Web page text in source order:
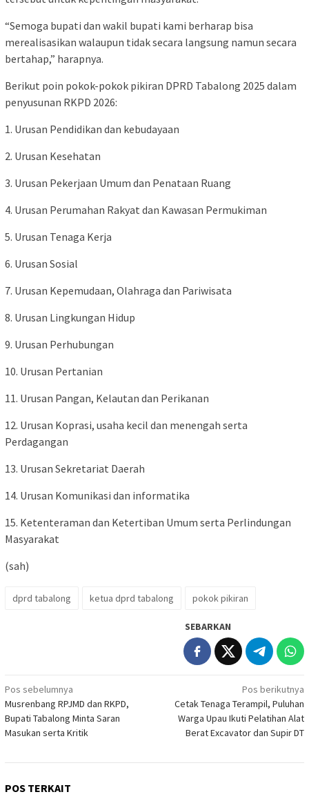
“Semoga bupati dan wakil bupati kami berharap bisa
merealisasikan walaupun tidak secara langsung namun secara
bertahap,” harapnya.
Berikut poin pokok-pokok pikiran DPRD Tabalong 2025 dalam
penyusunan RKPD 2026:
1. Urusan Pendidikan dan kebudayaan
2. Urusan Kesehatan
3. Urusan Pekerjaan Umum dan Penataan Ruang
4. Urusan Perumahan Rakyat dan Kawasan Permukiman
5. Urusan Tenaga Kerja
6. Urusan Sosial
7. Urusan Kepemudaan, Olahraga dan Pariwisata
8. Urusan Lingkungan Hidup
9. Urusan Perhubungan
10. Urusan Pertanian
11. Urusan Pangan, Kelautan dan Perikanan
12. Urusan Koprasi, usaha kecil dan menengah serta
Perdagangan
13. Urusan Sekretariat Daerah
14. Urusan Komunikasi dan informatika
15. Ketenteraman dan Ketertiban Umum serta Perlindungan
Masyarakat
(sah)
dprd tabalong ketua dprd tabalong pokok pikiran
SEBARKAN
Navigasi
pos
Pos sebelumnya
Musrenbang RPJMD dan RKPD,
Bupati Tabalong Minta Saran
Masukan serta Kritik
Pos berikutnya
Cetak Tenaga Terampil, Puluhan
Warga Upau Ikuti Pelatihan Alat
Berat Excavator dan Supir DT
POS TERKAIT